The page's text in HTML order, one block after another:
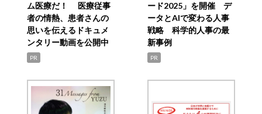
ム医療だ！ 医療従事
者の情熱、患者さんの
思いを伝えるドキュメ
ンタリー動画を公開中
PR
ード2025」を開催 デ
ータとAIで変わる人事
戦略 科学的人事の最
新事例
PR